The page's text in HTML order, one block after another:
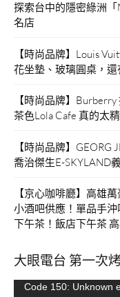
探索台中的隱密綠洲
名店
【時尚品牌】Louis
花坐墊、玻璃圓桌，還
【時尚品牌】
茶色Lola Cafe 真的太
【時尚品牌】GEORG
喬治傑生E-SKYLAND
【京心咖啡廳】高雄
小酒吧供應！單品手
下午茶！飯店下午茶
大眼電台 第一次
視Code 150: Unknown